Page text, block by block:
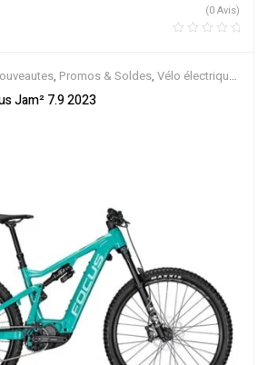
(0 Avis)
, Promos & Soldes, Vélo électrique
,VTT Électriques
Jam² 7.9 2023